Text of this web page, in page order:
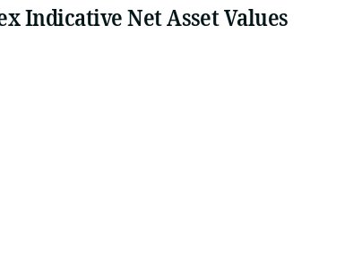
Indicative Net Asset Values